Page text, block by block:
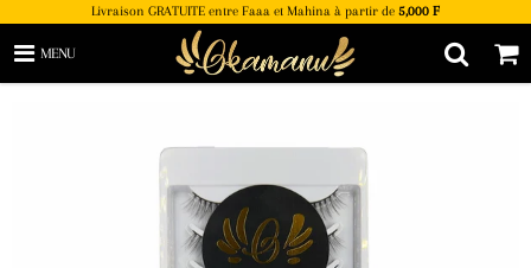
Livraison GRATUITE entre Faaa et Mahina à partir de 5,000 F
MENU